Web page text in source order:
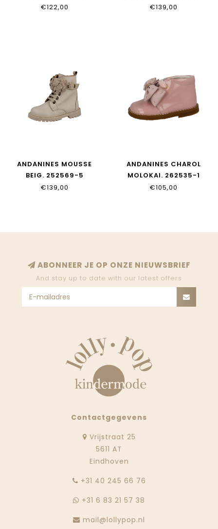
€122,00
€139,00
ANDANINES MOUSSE
BEIG. 252569-5
€139,00
ANDANINES CHAROL
MOLOKAI. 262535-1
€105,00
ABONNEER JE OP ONZE NIEUWSBRIEF
And stay up to date with our latest offers
Contactgegevens
Vrijstraat 25
5611 AT
Eindhoven
‭+31 40 245 66 76
+31 6 83 21 57 38
mail@lollypop.nl